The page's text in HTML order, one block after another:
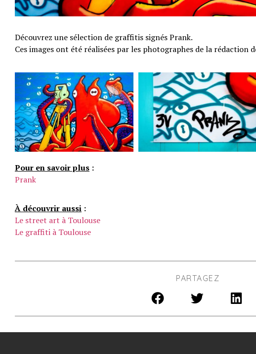
Découvrez une sélection de graffitis signés Prank.
Ces images ont été réalisées par les photographes de la rédaction
Pour en savoir plus :
Prank
À découvrir aussi :
Le street art à Toulouse
Le graffiti à Toulouse
PARTAGEZ